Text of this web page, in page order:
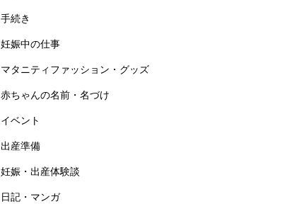
手続き
妊娠中の仕事
マタニティファッション・グッズ
赤ちゃんの名前・名づけ
イベント
出産準備
妊娠・出産体験談
日記・マンガ